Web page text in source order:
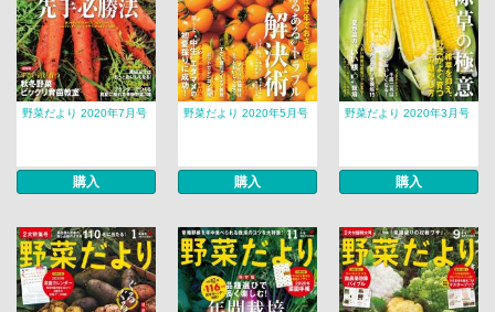
野菜だより 2020年7月号
購入
野菜だより 2020年5月号
購入
野菜だより 2020年3月号
購入